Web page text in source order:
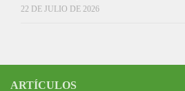
22 DE JULIO DE 2026
ARTÍCULOS